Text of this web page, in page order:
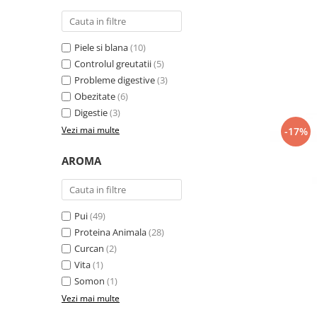
Piele si blana(10)
Controlul greutatii(5)
Probleme digestive(3)
Obezitate(6)
Digestie(3)
Vezi mai multe
AROMA
Pui(49)
Proteina Animala(28)
Curcan (2)
Vita(1)
Somon (1)
Vezi mai multe
-17%